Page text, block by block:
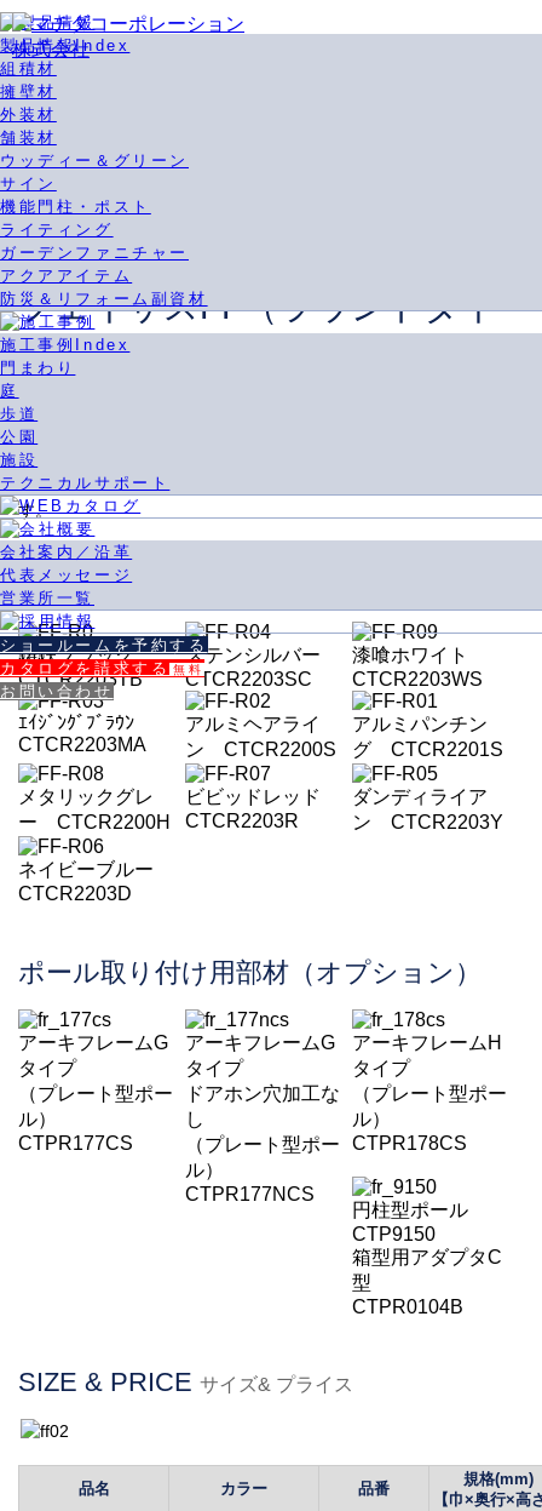
製品情報Index
組積材
擁壁材
外装材
舗装材
ウッディー＆グリーン
サイン
機能門柱・ポスト
ライティング
ガーデンファニチャー
アクアアイテム
防災＆リフォーム副資材
施工事例Index
門まわり
庭
歩道
公園
施設
テクニカルサポート
会社案内／沿革
代表メッセージ
営業所一覧
ショールームを予約する
カタログを請求する 無料
お問い合わせ
Home
フェイサスFF（ラウンドタイプ）
ラウンドフォルムがアクセントの、デザインポスト。
フェイサスFF（ラウンドタイ
プ）
ラウンドタイプは、やわらかな印象を与える曲線のフォルムが魅
力。
曲線による独特の存在感が、個性豊かにエントランスを彩りま
す。
COLORカラーバリエーション
鋳鉄ブラック
CTCR2203TB
ステンシルバー
CTCR2203SC
漆喰ホワイト
CTCR2203WS
ｴｲｼﾞﾝｸﾞﾌﾞﾗｳﾝ
CTCR2203MA
アルミヘアライ
ン CTCR2200S
アルミパンチン
グ CTCR2201S
メタリックグレ
ー CTCR2200H
ビビッドレッド
CTCR2203R
ダンディライア
ン CTCR2203Y
ネイビーブルー
CTCR2203D
ポール取り付け用部材（オプション）
アーキフレームG
タイプ
（プレート型ポー
ル）
CTPR177CS
アーキフレームG
タイプ
ドアホン穴加工な
し
（プレート型ポー
ル）
CTPR177NCS
アーキフレームH
タイプ
（プレート型ポー
ル）
CTPR178CS
円柱型ポール
CTP9150
箱型用アダプタC
型
CTPR0104B
SIZE & PRICE サイズ& プライス
品名 カラー 品番
規格(mm)
【巾×奥行×高